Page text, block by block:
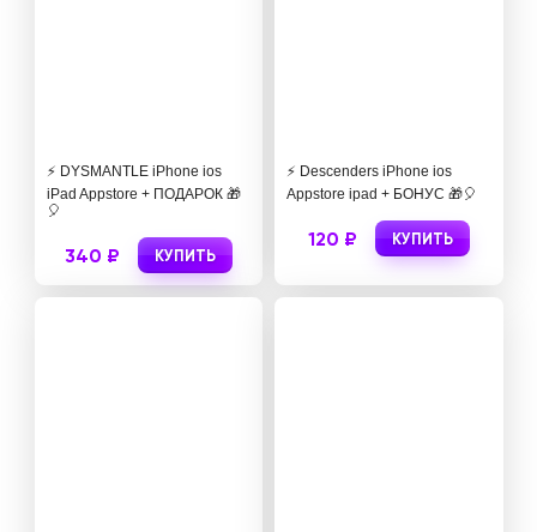
⚡️ DYSMANTLE iPhone ios
iPad Appstore + ПОДАРОК 🎁
🎈
340 ₽ КУПИТЬ
⚡️ Descenders iPhone ios
Appstore ipad + БОНУС 🎁🎈
120 ₽ КУПИТЬ